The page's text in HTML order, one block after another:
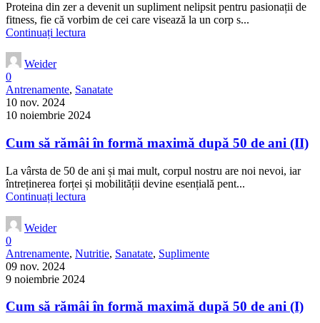
Proteina din zer a devenit un supliment nelipsit pentru pasionații de
fitness, fie că vorbim de cei care visează la un corp s...
Continuați lectura
Weider
0
Antrenamente, Sanatate
10 nov. 2024
10 noiembrie 2024
Cum să rămâi în formă maximă după 50 de ani (II)
La vârsta de 50 de ani și mai mult, corpul nostru are noi nevoi, iar
întreținerea forței și mobilității devine esențială pent...
Continuați lectura
Weider
0
Antrenamente, Nutritie, Sanatate, Suplimente
09 nov. 2024
9 noiembrie 2024
Cum să rămâi în formă maximă după 50 de ani (I)